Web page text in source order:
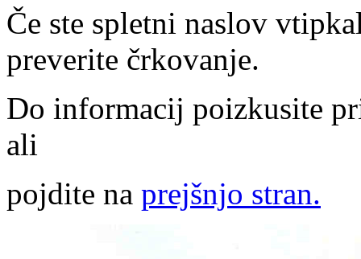
Če ste spletni naslov
preverite črkovanje.
Do informacij poizkusite
ali
pojdite na prejšnjo stran.